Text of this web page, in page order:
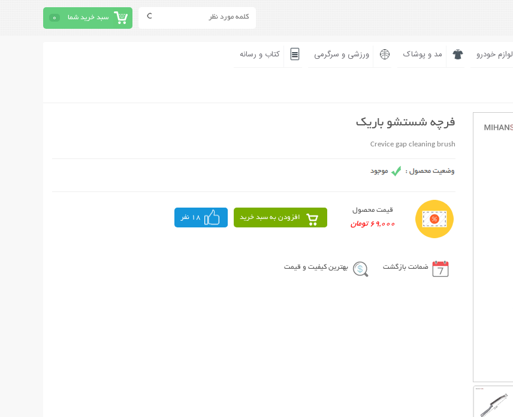
سبد خرید شما 0
لوازم خودرو مد و پوشاک ورزشی و سرگرمی کتاب و رسانه
فرچه شستشو باریک
Crevice gap cleaning brush
قیمت محصول
69,000 تومان
افزودن به سبد خرید 18 نفر
ضمانت بازگشت بهترین کیفیت و قیمت